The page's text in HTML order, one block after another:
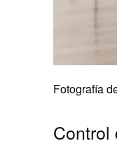
Fotografía
Control